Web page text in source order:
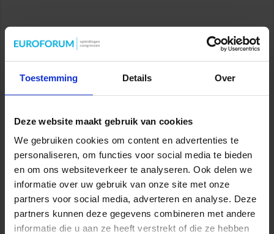
Toestemming Details Over
Deze website maakt gebruik van cookies
We gebruiken cookies om content en advertenties te
personaliseren, om functies voor social media te bieden
en om ons websiteverkeer te analyseren. Ook delen we
informatie over uw gebruik van onze site met onze
partners voor social media, adverteren en analyse. Deze
partners kunnen deze gegevens combineren met andere
informatie die u aan ze heeft verstrekt of die ze hebben
Opleiding Coördinator nazorg ex-gedetineerden
Opleiding Personen met onbegrepen gedrag
Veiligheid